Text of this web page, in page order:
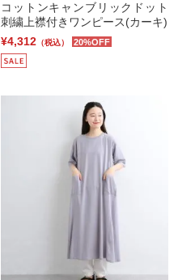
コットンキャンブリックドット
刺繍上襟付きワンピース(カーキ)
¥4,312 （税込） 20%OFF